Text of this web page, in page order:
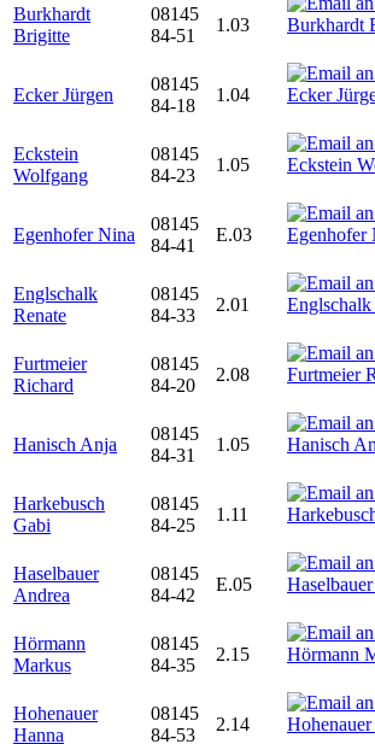
Burkhardt
Brigitte
08145
84-51
1.03
Ecker Jürgen
08145
84-18
1.04
Eckstein
Wolfgang
08145
84-23
1.05
Egenhofer Nina
08145
84-41
E.03
Englschalk
Renate
08145
84-33
2.01
Furtmeier
Richard
08145
84-20
2.08
Hanisch Anja
08145
84-31
1.05
Harkebusch
Gabi
08145
84-25
1.11
Haselbauer
Andrea
08145
84-42
E.05
Hörmann
Markus
08145
84-35
2.15
Hohenauer
Hanna
08145
84-53
2.14